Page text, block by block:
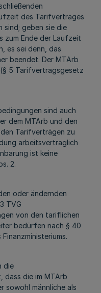
des Tarifvertrages
geben sie die
zum Ende der Laufzeit
es sei denn, das
beendet. Der MTArb
5 Tarifvertragsgesetz
sind auch
dem MTArb und den
Tarifverträgen zu
arbeitsvertraglich
ist keine
2.
oder ändernden
TVG
von den tariflichen
bedürfen nach § 40
die
dass die im MTArb
sowohl männliche als